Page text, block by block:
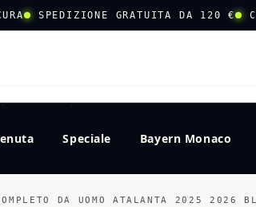
SPEDIZIONE GRATUITA DA 120 €
Speciale Bayern Monaco
DA UOMO ATALANTA 2025 2026